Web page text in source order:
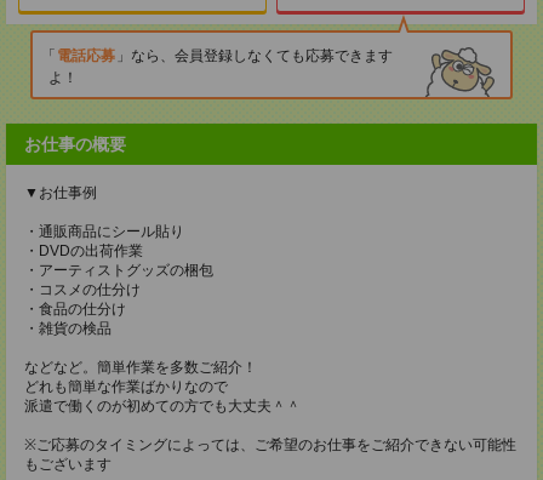
電話応募
なら、会員登録しなくても応募できます
よ！
お仕事の概要
▼お仕事例
・通販商品にシール貼り
・DVDの出荷作業
・アーティストグッズの梱包
・コスメの仕分け
・食品の仕分け
・雑貨の検品
などなど。簡単作業を多数ご紹介！
どれも簡単な作業ばかりなので
派遣で働くのが初めての方でも大丈夫＾＾
※ご応募のタイミングによっては、ご希望のお仕事をご紹介できない可能性
もございます